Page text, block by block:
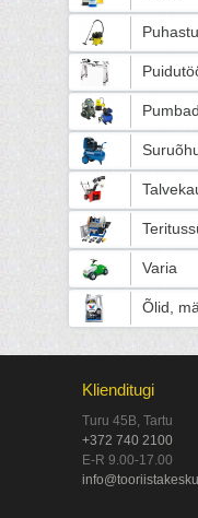
Varia
Õlid,
Klienditugi
Turu 45B, Tartu
+372 740 2100
E-R 9.00-17.00